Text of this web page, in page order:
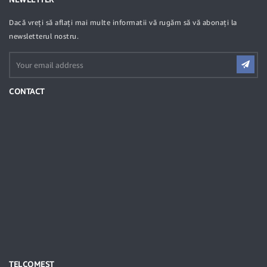
Dacă vreți să aflați mai multe informatii vă rugăm să vă abonați la
newsletterul nostru.
CONTACT
TELCOMEST